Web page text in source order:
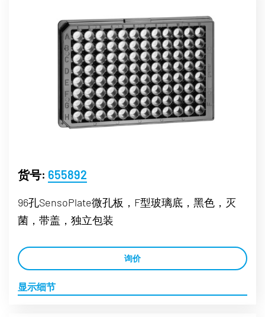
货号: 655892
96孔SensoPlate微孔板，F型玻璃底，黑色，灭
菌，带盖，独立包装
询价
显示细节